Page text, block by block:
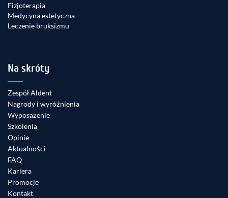
Fizjoterapia
Medycyna estetyczna
Leczenie bruksizmu
Na skróty
Zespół Aldent
Nagrody i wyróżnienia
Wyposażenie
Szkolenia
Opinie
Aktualności
FAQ
Kariera
Promocje
Kontakt